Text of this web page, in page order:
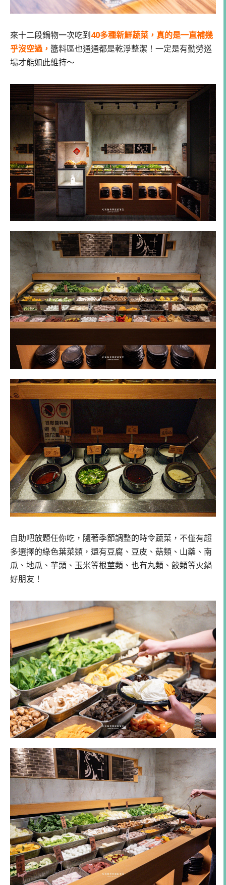
來十二段鍋物一次吃到40多種新鮮蔬菜，真的是一直補幾
乎沒空過， 醬料區也通通都是乾淨整潔！一定是有勤勞巡
場才能如此維持～
自助吧放題任你吃，隨著季節調整的時令蔬菜，不僅有超
多選擇的綠色葉菜類，還有豆腐、豆皮、菇類、山藥、南
瓜、地瓜、芋頭、玉米等根莖類、也有丸類、餃類等火鍋
好朋友！